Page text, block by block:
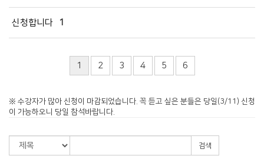
교역자 특송
신청합니다 1
1 2 3 4 5 6
※ 수강자가 많아 신청이 마감되었습니다. 꼭 듣고 싶은 분들은 당일(3/11) 신청
이 가능하오니 당일 참석바랍니다.
검색